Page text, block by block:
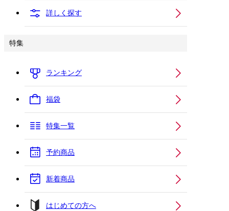
詳しく探す
特集
ランキング
福袋
特集一覧
予約商品
新着商品
はじめての方へ